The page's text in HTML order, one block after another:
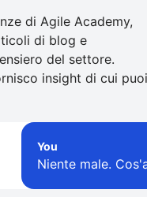
di Agile Academy,
di blog e
del settore.
insight di cui puoi
You
Niente male.